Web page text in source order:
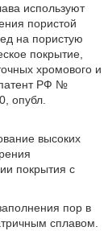
используют
пористой
на пористую
покрытие,
хромового и
РФ №
опубл.
высоких
покрытия с
пор в
сплавом.